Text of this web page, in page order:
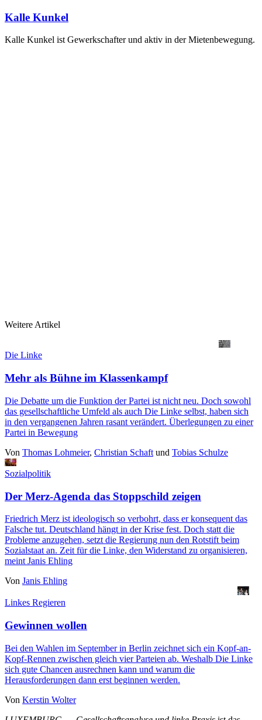
Kalle Kunkel
Kalle Kunkel ist Gewerkschafter und aktiv in der Mietenbewegung.
Weitere Artikel
Die Linke
Mehr als Bühne im Klassenkampf
Die Debatte um die Funktion der Partei ist nicht neu. Doch sowohl
das gesellschaftliche Umfeld als auch Die Linke selbst, haben sich
in den vergangenen Jahren rasant verändert. Überlegungen zu einer
Partei in Bewegung
Von Thomas Lohmeier, Christian Schaft und Tobias Schulze
Sozialpolitik
Der Merz-Agenda das Stoppschild zeigen
Friedrich Merz ist ideologisch so verbohrt, dass er konsequent das
Falsche tut. Deutschland hängt in der Krise fest. Doch statt die
Probleme anzugehen, setzt die Regierung nun den Rotstift beim
Sozialstaat an. Zeit für die Linke, den Widerstand zu organisieren,
meint Janis Ehling
Von Janis Ehling
Linkes Regieren
Gewinnen wollen
Bei den Wahlen im September in Berlin zeichnet sich ein Kopf-an-
Kopf-Rennen zwischen gleich vier Parteien ab. Weshalb Die Linke
sich gute Chancen ausrechnen kann und warum die
Herausforderungen dann erst beginnen werden.
Von Kerstin Wolter